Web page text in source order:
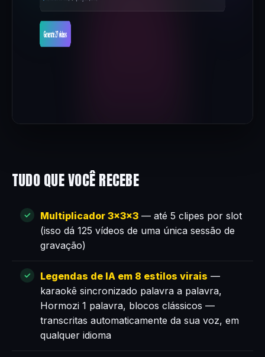
TUDO QUE VOCÊ RECEBE
Multiplicador 3×3×3 — até 5 clipes por slot
(isso dá 125 vídeos de uma única sessão de
gravação)
Legendas de IA em 8 estilos virais —
karaokê sincronizado palavra a palavra,
Hormozi 1 palavra, blocos clássicos —
transcritas automaticamente da sua voz, em
qualquer idioma